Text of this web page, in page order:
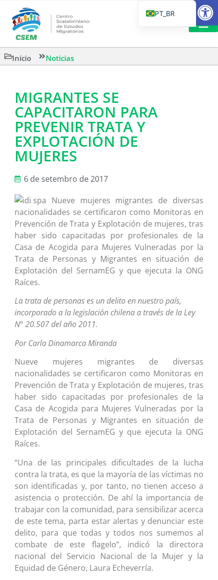
Início Notícias
MIGRANTES SE
CAPACITARON PARA
PREVENIR TRATA Y
EXPLOTACIÓN DE
MUJERES
6 de setembro de 2017
Nueve mujeres migrantes de diversas
nacionalidades se certificaron como Monitoras en
Prevención de Trata y Explotación de mujeres, tras
haber sido capacitadas por profesionales de la
Casa de Acogida para Mujeres Vulneradas por la
Trata de Personas y Migrantes en situación de
Explotación del SernamEG y que ejecuta la ONG
Raíces.
La trata de personas es un delito en nuestro país,
incorporado a la legislación chilena a través de la Ley
N° 20.507 del año 2011.
Por Carla Dinamarca Miranda
Nueve mujeres migrantes de diversas
nacionalidades se certificaron como Monitoras en
Prevención de Trata y Explotación de mujeres, tras
haber sido capacitadas por profesionales de la
Casa de Acogida para Mujeres Vulneradas por la
Trata de Personas y Migrantes en situación de
Explotación del SernamEG y que ejecuta la ONG
Raíces.
“Una de las principales dificultades de la lucha
contra la trata, es que la mayoría de las víctimas no
son identificadas y, por tanto, no tienen acceso a
asistencia o protección. De ahí la importancia de
trabajar con la comunidad, para sensibilizar acerca
de este tema, parta estar alertas y denunciar este
delito, para que todas y todos nos sumemos al
combate de este flagelo”, indicó la directora
nacional del Servicio Nacional de la Mujer y la
Equidad de Género, Laura Echeverría.
PT_BR
IT